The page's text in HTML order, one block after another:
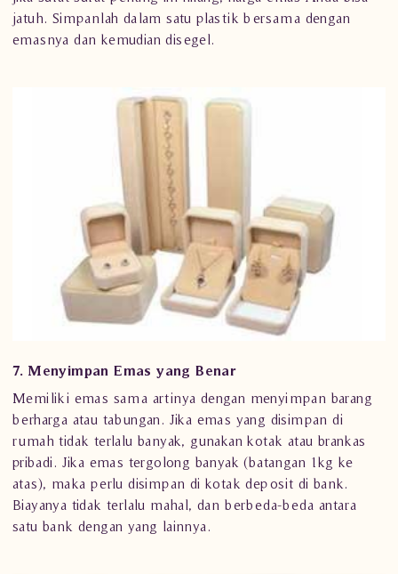
jatuh. Simpanlah dalam satu plastik bersama dengan
emasnya dan kemudian disegel.
7. Menyimpan Emas yang Benar
Memiliki emas sama artinya dengan menyimpan barang
berharga atau tabungan. Jika emas yang disimpan di
rumah tidak terlalu banyak, gunakan kotak atau brankas
pribadi. Jika emas tergolong banyak (batangan 1kg ke
atas), maka perlu disimpan di kotak deposit di bank.
Biayanya tidak terlalu mahal, dan berbeda-beda antara
satu bank dengan yang lainnya.